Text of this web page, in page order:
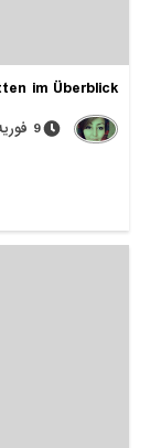
im Überblick
9 فوریه | 4 دقیقه